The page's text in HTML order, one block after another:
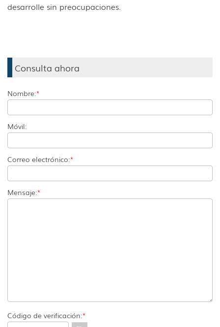
desarrolle sin preocupaciones.
Consulta ahora
Nombre:*
Móvil:
Correo electrónico:*
Mensaje:*
Código de verificación:*